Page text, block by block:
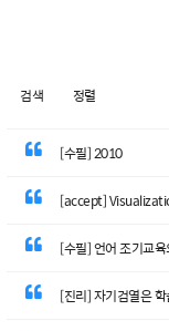
검색 정렬
[수필] 2010
[accept]
[수필] 언어 조기교
[진리] 자기검열은